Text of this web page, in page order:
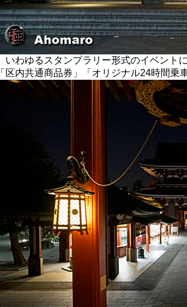
いわゆるスタンプラリー形式のイベント
「区内共通商品券」「オリジナル24時間乗